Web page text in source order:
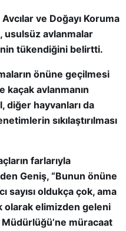
ve Doğayı Koruma
usulsüz avlanmalar
tükendiğini belirtti.
önüne geçilmesi
avlanmanın
diğer hayvanları da
sıkılaştırılması
farlarıyla
Geniş, “Bunun önüne
sayısı oldukça çok, ama
olarak elimizden geleni
müracaat